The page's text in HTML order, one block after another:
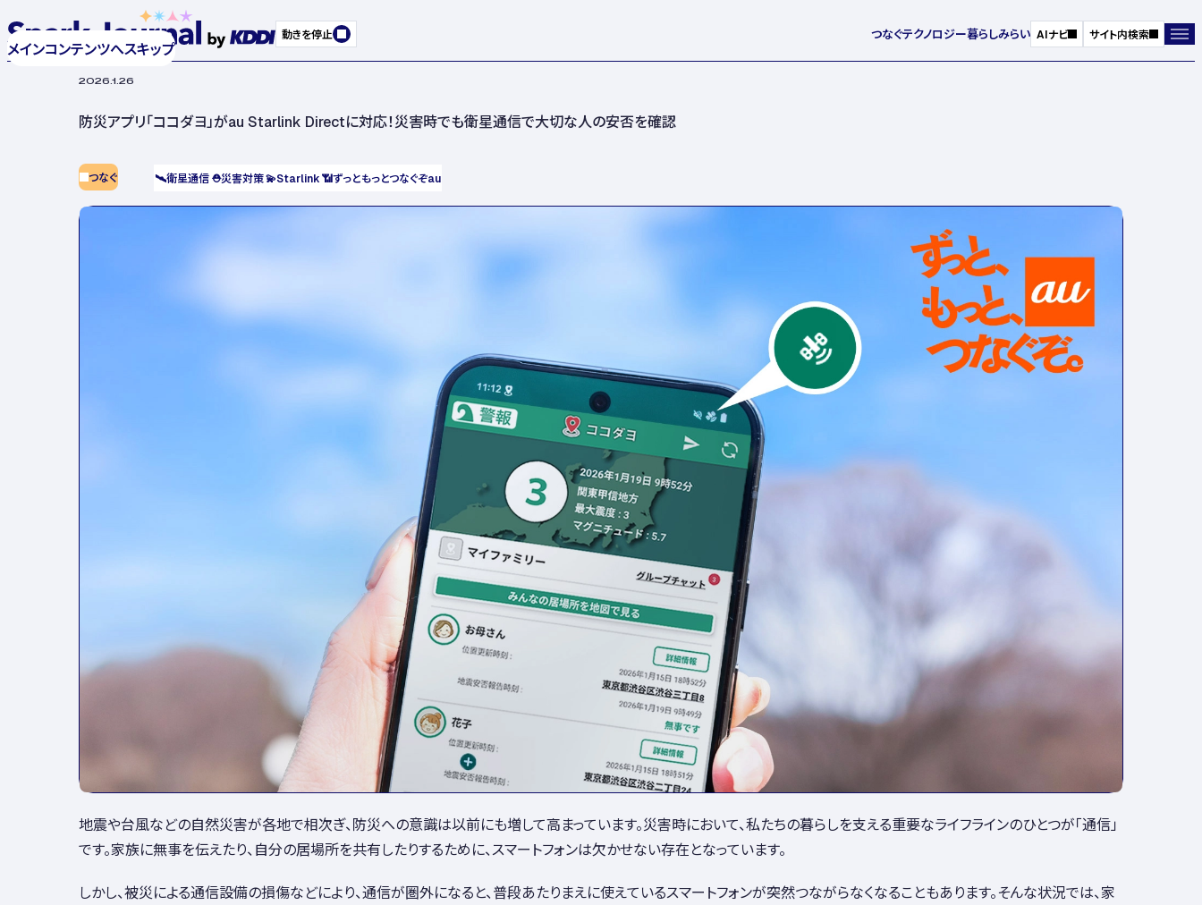
メインコンテンツへスキップ
動きを停止 つなぐテクノロジー暮らしみらい AIナビ サイト内検索
2026.1.26
防災アプリ「ココダヨ」がau Starlink Directに対応！災害時でも衛星通信で大切な人の安否を確認
つなぐ 🛰️衛星通信⛑️災害対策💫Starlink📶ずっともっとつなぐぞau
地震や台風などの自然災害が各地で相次ぎ、防災への意識は以前にも増して高まっています。災害時において、私たちの暮らしを支える重要なライフラインのひとつが「通信」
です。家族に無事を伝えたり、自分の居場所を共有したりするために、スマートフォンは欠かせない存在となっています。
しかし、被災による通信設備の損傷などにより、通信が圏外になると、普段あたりまえに使えているスマートフォンが突然つながらなくなることもあります。そんな状況では、家